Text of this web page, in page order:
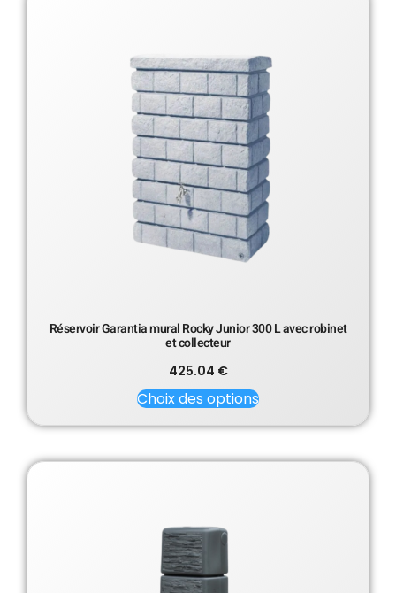
Réservoir Garantia mural Rocky Junior 300 L avec robinet
et collecteur
425.04 €
Choix des options